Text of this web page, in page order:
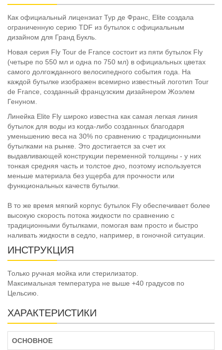
Как официальный лицензиат Тур де Франс, Elite создала
ограниченную серию TDF из бутылок с официальным
дизайном для Гранд Букль.
Новая серия Fly Tour de France состоит из пяти бутылок Fly
(четыре по 550 мл и одна по 750 мл) в официальных цветах
самого долгожданного велосипедного события года. На
каждой бутылке изображен всемирно известный логотип Tour
de France, созданный французским дизайнером Жоэлем
Генуном.
Линейка Elite Fly широко известна как самая легкая линия
бутылок для воды из когда-либо созданных благодаря
уменьшению веса на 30% по сравнению с традиционными
бутылками на рынке. Это достигается за счет их
выдавливающей конструкции переменной толщины - у них
тонкая средняя часть и толстое дно, поэтому используется
меньше материала без ущерба для прочности или
функциональных качеств бутылки.
В то же время мягкий корпус бутылок Fly обеспечивает более
высокую скорость потока жидкости по сравнению с
традиционными бутылками, помогая вам просто и быстро
наливать жидкости в седло, например, в гоночной ситуации.
ИНСТРУКЦИЯ
Только ручная мойка или стерилизатор.
Максимальная температура не выше +40 градусов по
Цельсию.
ХАРАКТЕРИСТИКИ
ОСНОВНОЕ